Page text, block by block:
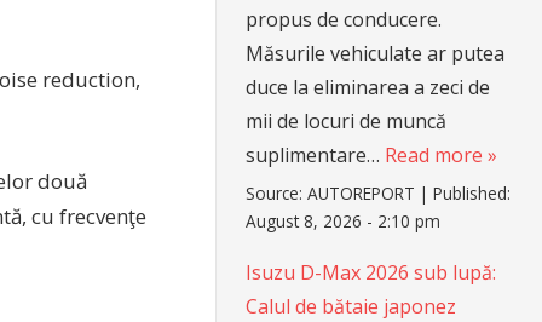
reduction,
două
cu frecvenţe
propus de conducere.
Măsurile vehiculate ar putea
duce la eliminarea a zeci de
mii de locuri de muncă
suplimentare… Read more »
Source:AUTOREPORT |Published:
August 8, 2026 - 2:10 pm
Isuzu D-Max 2026 sub lupă:
Calul de bătaie japonez